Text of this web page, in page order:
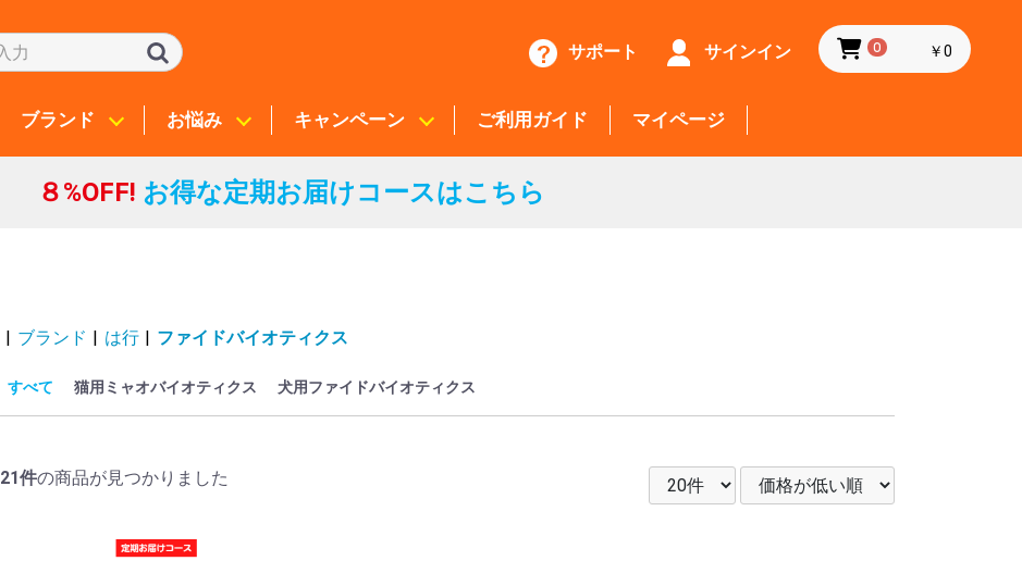
サポート サインイン 0 ￥0
ブランド お悩み キャンペーン ご利用ガイド マイページ
８%OFF! お得な定期お届けコースはこちら
| ブランド | は行 | ファイドバイオティクス
すべて 猫用ミャオバイオティクス 犬用ファイドバイオティクス
21件の商品が見つかりました